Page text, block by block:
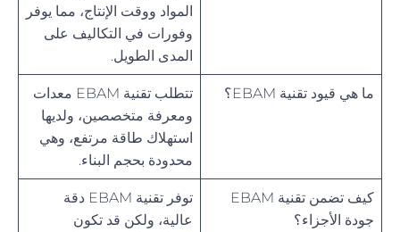
المواد ووقت الإنتاج، مما يوفر
وفورات في التكاليف على
المدى الطويل.
ما هي قيود تقنية EBAM؟
تتطلب تقنية EBAM معدات
ومعرفة متخصصين، ولديها
استهلاك طاقة مرتفع، وهي
محدودة بحجم البناء.
كيف تضمن تقنية EBAM
جودة الأجزاء؟
توفر تقنية EBAM دقة
عالية، ولكن قد تكون